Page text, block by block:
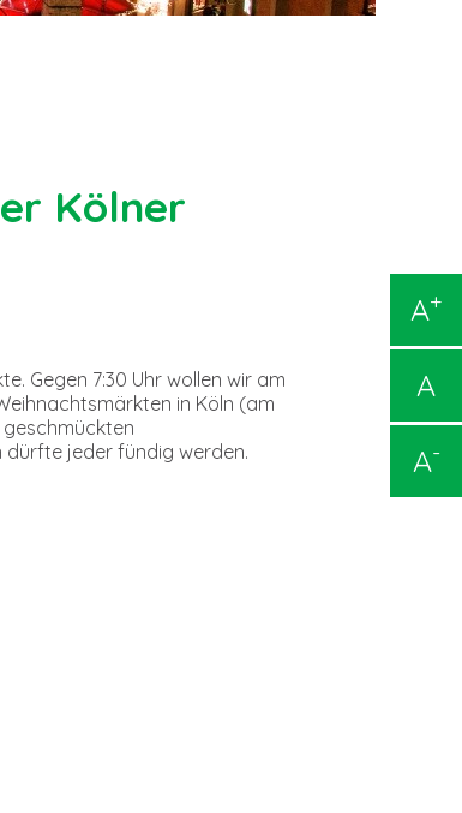
A+
A
A-
Kölner
Gegen 7:30 Uhr wollen wir am
in Köln (am
dürfte jeder fündig werden.